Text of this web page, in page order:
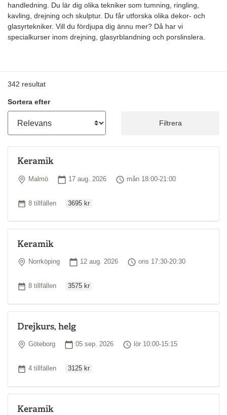
handledning. Du lär dig olika tekniker som tumning, ringling,
kavling, drejning och skulptur. Du får utforska olika dekor- och
glasyrtekniker. Vill du fördjupa dig ännu mer? Då har vi
specialkurser inom drejning, glasyrblandning och porslinslera.
342 resultat
Sortera efter
Filtrera
Keramik
Plats
Malmö Startdatum
17 aug. 2026 Tid
mån 18:00-21:00
Antal tillfällen
8 tillfällen 3695 kr
Keramik
Plats
Norrköping Startdatum
12 aug. 2026 Tid
ons 17:30-20:30
Antal tillfällen
8 tillfällen 3575 kr
Drejkurs, helg
Plats
Göteborg Startdatum
05 sep. 2026 Tid
lör 10:00-15:15
Antal tillfällen
4 tillfällen 3125 kr
Keramik